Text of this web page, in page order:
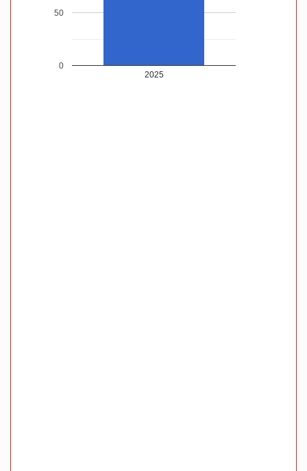
2025
0
50